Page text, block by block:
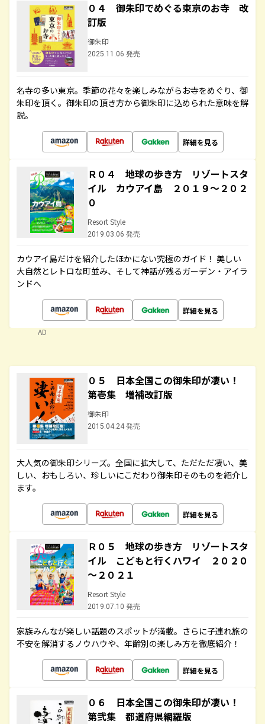
０４ 御朱印でめぐる東京のお寺 改
訂版
御朱印
2025.11.06 発売
名寺の多い東京。季節の花々を楽しみながらお寺をめぐり、御
朱印を頂く。御朱印の頂き方から御朱印に込められた意味を解
説。
詳細を見る
Ｒ０４ 地球の歩き方 リゾートスタ
イル カウアイ島 ２０１９～２０２
０
Resort Style
2019.03.06 発売
カウアイ島だけを紹介したほかにない究極のガイド！ 美しい
大自然とレトロな町並み、そして神話が残るガーデン・アイラ
ンドへ
詳細を見る
AD
０５ 日本全国この御朱印が凄い！
第壱集 増補改訂版
御朱印
2015.04.24 発売
大人気の御朱印シリーズ。全国に拡大して、ただただ凄い、美
しい、おもしろい、珍しいにこだわり御朱印そのものを紹介し
ます。
詳細を見る
Ｒ０５ 地球の歩き方 リゾートスタ
イル こどもと行くハワイ ２０２０
～２０２１
Resort Style
2019.07.10 発売
家族みんなが楽しい話題のスポットが満載。さらに子連れ旅の
不安を解消するノウハウや、年齢別の楽しみ方を徹底紹介！
詳細を見る
０６ 日本全国この御朱印が凄い！
第弐集 都道府県網羅版